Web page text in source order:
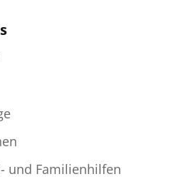
und Familienhilfen